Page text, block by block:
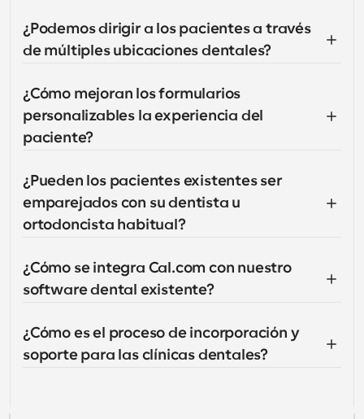
¿Podemos dirigir a los pacientes a través
de múltiples ubicaciones dentales?
¿Cómo mejoran los formularios
personalizables la experiencia del
paciente?
¿Pueden los pacientes existentes ser
emparejados con su dentista u
ortodoncista habitual?
¿Cómo se integra Cal.com con nuestro
software dental existente?
¿Cómo es el proceso de incorporación y
soporte para las clínicas dentales?